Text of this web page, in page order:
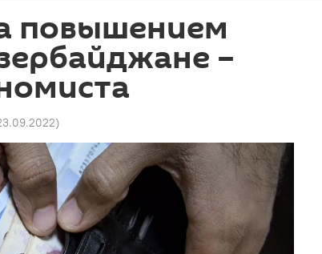
повышением
–
)